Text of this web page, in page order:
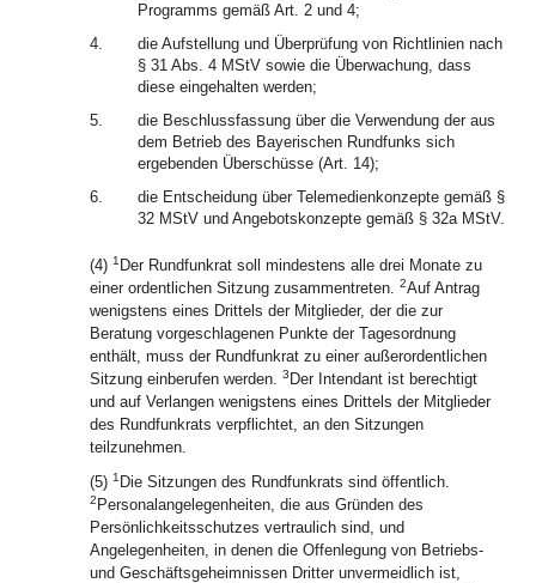
Programms gemäß Art. 2 und 4;
4.
die Aufstellung und Überprüfung von Richtlinien nach
§ 31 Abs. 4 MStV sowie die Überwachung, dass
diese eingehalten werden;
5.
die Beschlussfassung über die Verwendung der aus
dem Betrieb des Bayerischen Rundfunks sich
ergebenden Überschüsse (Art. 14);
6.
die Entscheidung über Telemedienkonzepte gemäß §
32 MStV und Angebotskonzepte gemäß § 32a MStV.
(4) 1 Der Rundfunkrat soll mindestens alle drei Monate zu
einer ordentlichen Sitzung zusammentreten. 2Auf Antrag
wenigstens eines Drittels der Mitglieder, der die zur
Beratung vorgeschlagenen Punkte der Tagesordnung
enthält, muss der Rundfunkrat zu einer außerordentlichen
Sitzung einberufen werden. 3 Der Intendant ist berechtigt
und auf Verlangen wenigstens eines Drittels der Mitglieder
des Rundfunkrats verpflichtet, an den Sitzungen
teilzunehmen.
(5) 1 Die Sitzungen des Rundfunkrats sind öffentlich.
2 Personalangelegenheiten, die aus Gründen des
Persönlichkeitsschutzes vertraulich sind, und
Angelegenheiten, in denen die Offenlegung von Betriebs-
und Geschäftsgeheimnissen Dritter unvermeidlich ist,